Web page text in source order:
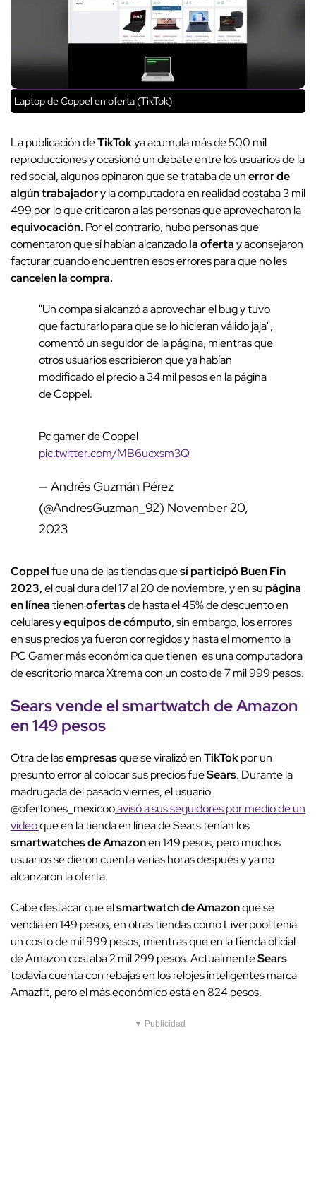
Laptop de Coppel en oferta (TikTok)
La publicación deTikTokya acumula más de 500 mil
reproducciones y ocasionó un debate entre los usuarios de la
red social, algunos opinaron que se trataba de unerror de
algún trabajadory la computadora en realidad costaba 3 mil
499 por lo que criticaron a las personas que aprovecharon la
equivocación. Por el contrario, hubo personas que
comentaron que sí habían alcanzadola ofertay aconsejaron
facturar cuando encuentren esos errores para que no les
cancelen la compra.
"Un compa si alcanzó a aprovechar el bug y tuvo
que facturarlo para que se lo hicieran válido jaja",
comentó un seguidor de la página, mientras que
otros usuarios escribieron que ya habían
modificado el precio a 34 mil pesos en la página
de Coppel.
Pc gamer de Coppel
pic.twitter.com/MB6ucxsm3Q
— Andrés Guzmán Pérez
(@AndresGuzman_92) November 20,
2023
Coppelfue una de las tiendas quesí participó Buen Fin
2023,el cual dura del 17 al 20 de noviembre, y en supágina
en líneatienenofertasde hasta el 45% de descuento en
celulares yequipos de cómputo, sin embargo, los errores
en sus precios ya fueron corregidos y hasta el momento la
PC Gamer más económica que tienen es una computadora
de escritorio marca Xtrema con un costo de 7 mil 999 pesos.
Sears vende el smartwatch de Amazon
en 149 pesos
Otra de lasempresasque se viralizó enTikTokpor un
presunto error al colocar sus precios fueSears. Durante la
madrugada del pasado viernes, el usuario
@ofertones_mexicooavisó a sus seguidores por medio de un
videoque en la tienda en línea de Sears tenían los
smartwatches de Amazonen 149 pesos, pero muchos
usuarios se dieron cuenta varias horas después y ya no
alcanzaron la oferta.
Cabe destacar que elsmartwatch de Amazonque se
vendía en 149 pesos, en otras tiendas como Liverpool tenía
un costo de mil 999 pesos; mientras que en la tienda oficial
de Amazon costaba 2 mil 299 pesos. ActualmenteSears
todavía cuenta con rebajas en los relojes inteligentes marca
Amazfit, pero el más económico está en 824 pesos.
▼ Publicidad